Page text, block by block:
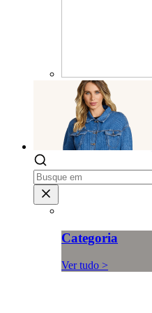
Categoria
Ver tudo >